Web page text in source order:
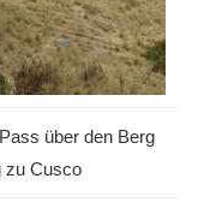
über den Berg
zu Cusco